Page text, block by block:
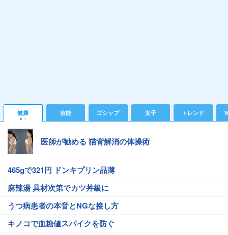
健康 芸能 ゴシップ 女子 トレンド
医師が勧める 猫背解消の体操術
465gで321円 ドンキプリン品薄
麻辣湯 具材次第でカツ丼級に
うつ病患者の本音とNGな接し方
キノコで血糖値スパイクを防ぐ